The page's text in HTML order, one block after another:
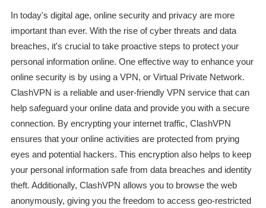
In today's digital age, online security and privacy are more
important than ever. With the rise of cyber threats and data
breaches, it's crucial to take proactive steps to protect your
personal information online. One effective way to enhance your
online security is by using a VPN, or Virtual Private Network.
ClashVPN is a reliable and user-friendly VPN service that can
help safeguard your online data and provide you with a secure
connection. By encrypting your internet traffic, ClashVPN
ensures that your online activities are protected from prying
eyes and potential hackers. This encryption also helps to keep
your personal information safe from data breaches and identity
theft. Additionally, ClashVPN allows you to browse the web
anonymously, giving you the freedom to access geo-restricted